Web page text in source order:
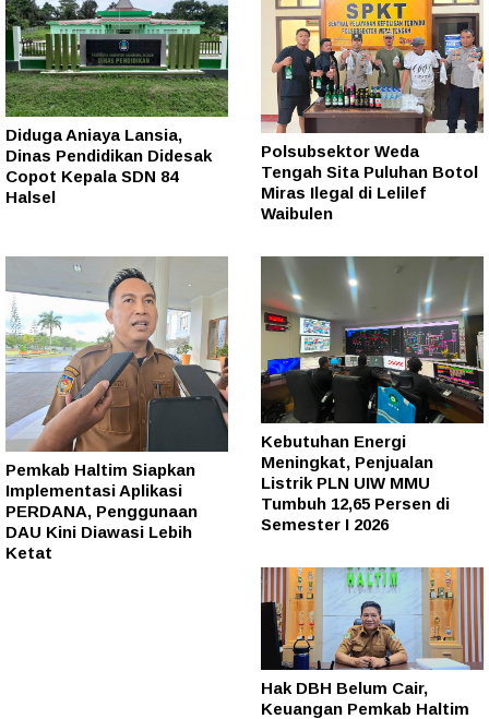
Diduga Aniaya Lansia,
Dinas Pendidikan Didesak
Copot Kepala SDN 84
Halsel
Polsubsektor Weda
Tengah Sita Puluhan Botol
Miras Ilegal di Lelilef
Waibulen
Pemkab Haltim Siapkan
Implementasi Aplikasi
PERDANA, Penggunaan
DAU Kini Diawasi Lebih
Ketat
Kebutuhan Energi
Meningkat, Penjualan
Listrik PLN UIW MMU
Tumbuh 12,65 Persen di
Semester I 2026
Hak DBH Belum Cair,
Keuangan Pemkab Haltim